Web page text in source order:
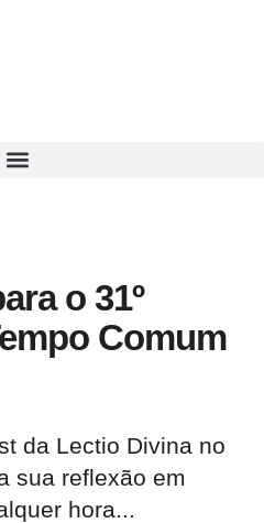
o 31º
Comum
da Lectio Divina no
sua reflexão em
hora...